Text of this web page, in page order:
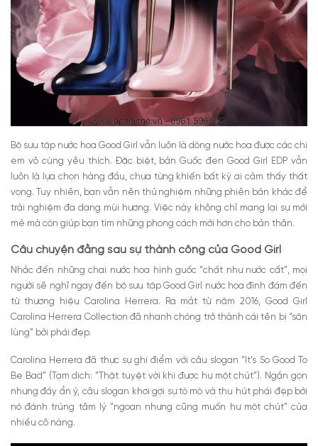
Bộ sưu tập nước hoa Good Girl vẫn luôn là dòng nước hoa được các chị
em vô cùng yêu thích. Đặc biệt, bản Guốc đen Good Girl EDP vẫn
luôn là lựa chọn hàng đầu, chưa từng khiến bất kỳ ai cảm thấy thất
vọng. Tuy nhiên, bạn vẫn nên thử nghiệm những phiên bản khác để
trải nghiệm đa dạng mùi hương. Việc này không chỉ mang lại sự mới
mẻ mà còn giúp bạn tìm những phong cách mới hơn cho bản thân.
Câu chuyện đằng sau sự thành công của Good Girl
Nhắc đến những chai nước hoa hình guốc “chất như nước cất”, mọi
người sẽ nghĩ ngay đến bộ sưu tập Good Girl nước hoa đình đám đến
từ thương hiệu Carolina Herrera. Ra mắt từ năm 2016, Good Girl
Carolina Herrera Collection đã nhanh chóng trở thành cái tên bị “săn
lùng” bởi phái đẹp.
Carolina Herrera đã thực sự ghi điểm với câu slogan “It’s So Good To
Be Bad” (Tạm dịch: “Thật tuyệt vời khi được hư một chút”). Ngắn gọn
nhưng đầy ẩn ý, câu slogan khơi gợi sự tò mò và thu hút phái đẹp bởi
nó đánh trúng tâm lý “ngoan nhưng cũng muốn hư một chút” của
nhiều cô nàng.